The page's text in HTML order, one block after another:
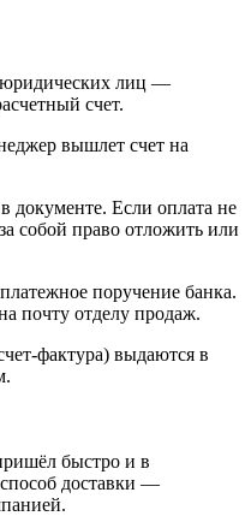
лиц —
счет.
вышлет счет на
документе. Если оплата не
собой право отложить или
поручение банка.
почту отделу продаж.
выдаются в
быстро и в
доставки —